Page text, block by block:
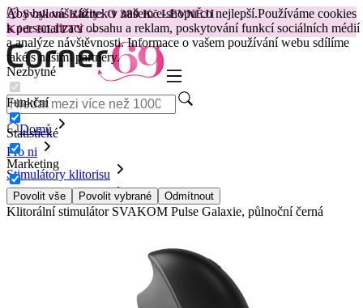
Aby byl váš zážitek v našem e-shopu co nejlepší.Používáme cookies
k personalizaci obsahu a reklam, poskytování funkcí sociálních médií
a analýze návštěvnosti. Informace o vašem používání webu sdílíme
také s našimi partnery.
Nezbytné
Funkční
Statistické
Marketing
Povolit vše Povolit vybrané Odmítnout
😽Svakom Klitty: O 380 Kč LEVNĚJI
Kód: KLITTY →
Domů
Pro ni
Stimulátory klitorisu
Vibrační stimulátory
Klitorální stimulátor SVAKOM Pulse Galaxie, půlnoční černá